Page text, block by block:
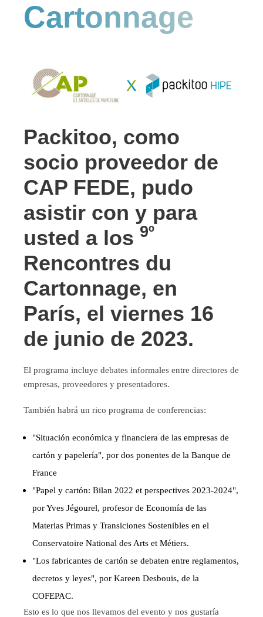
Cartonnage
Packitoo, como
socio proveedor de
CAP FEDE, pudo
asistir con y para
usted a los 9º
Rencontres du
Cartonnage, en
París, el viernes 16
de junio de 2023.
El programa incluye debates informales entre directores de
empresas, proveedores y presentadores.
También habrá un rico programa de conferencias:
"Situación económica y financiera de las empresas de
cartón y papelería", por dos ponentes de la Banque de
France
"Papel y cartón: Bilan 2022 et perspectives 2023-2024",
por Yves Jégourel, profesor de Economía de las
Materias Primas y Transiciones Sostenibles en el
Conservatoire National des Arts et Métiers.
"Los fabricantes de cartón se debaten entre reglamentos,
decretos y leyes", por Kareen Desbouis, de la
COFEPAC.
Esto es lo que nos llevamos del evento y nos gustaría